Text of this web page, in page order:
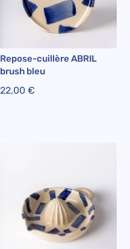
Repose-cuillère ABRIL
brush bleu
22,00€